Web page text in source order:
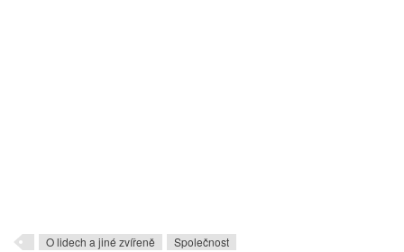
O lidech a jiné zvířeně Společnost